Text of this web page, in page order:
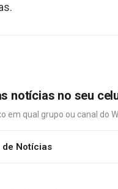
notícias no seu
em qual grupo ou canal do
de Notícias